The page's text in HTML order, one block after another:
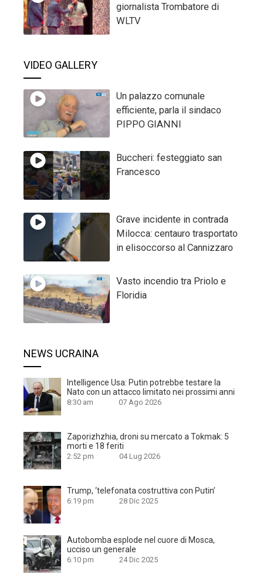
giornalista Trombatore di
WLTV
VIDEO GALLERY
Un palazzo comunale
efficiente, parla il sindaco
PIPPO GIANNI
Buccheri: festeggiato san
Francesco
Grave incidente in contrada
Milocca: centauro trasportato
in elisoccorso al Cannizzaro
Vasto incendio tra Priolo e
Floridia
NEWS UCRAINA
Intelligence Usa: Putin potrebbe testare la
Nato con un attacco limitato nei prossimi anni
8:30 am 07 Ago 2026
Zaporizhzhia, droni su mercato a Tokmak: 5
morti e 18 feriti
2:52 pm 04 Lug 2026
Trump, ‘telefonata costruttiva con Putin’
6:19 pm 28 Dic 2025
Autobomba esplode nel cuore di Mosca,
ucciso un generale
6:10 pm 24 Dic 2025